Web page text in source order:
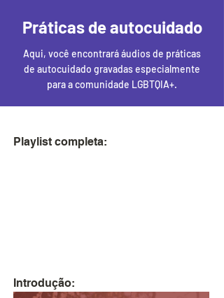
Práticas de autocuidado
Aqui, você encontrará áudios de práticas
de autocuidado gravadas especialmente
para a comunidade LGBTQIA+.
Playlist completa:
Introdução: